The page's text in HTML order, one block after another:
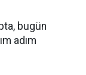
bugün
adım